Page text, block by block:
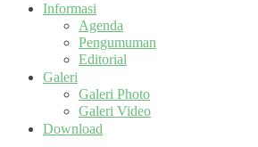
Informasi
Agenda
Pengumuman
Editorial
Galeri
Galeri Photo
Galeri Video
Download